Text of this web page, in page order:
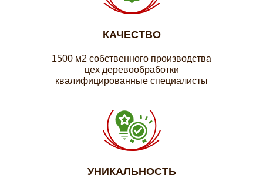
КАЧЕСТВО
1500 м2 собственного производства
цех деревообработки
квалифицированные специалисты
УНИКАЛЬНОСТЬ